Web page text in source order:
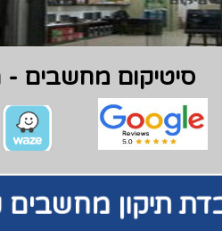
סיטיקום מחשבים -
תיקון מחשבים